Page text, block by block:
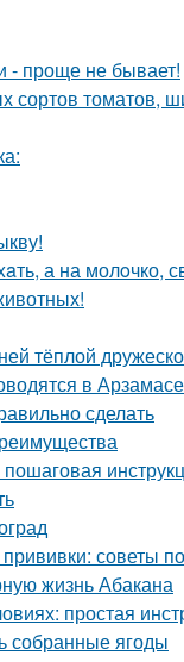
- проще не бывает!
томатов,
а на молoчко,
тёплой
в Арзамасе
сделать
прививки: советы
жизнь Абакана
простая
собранные ягоды